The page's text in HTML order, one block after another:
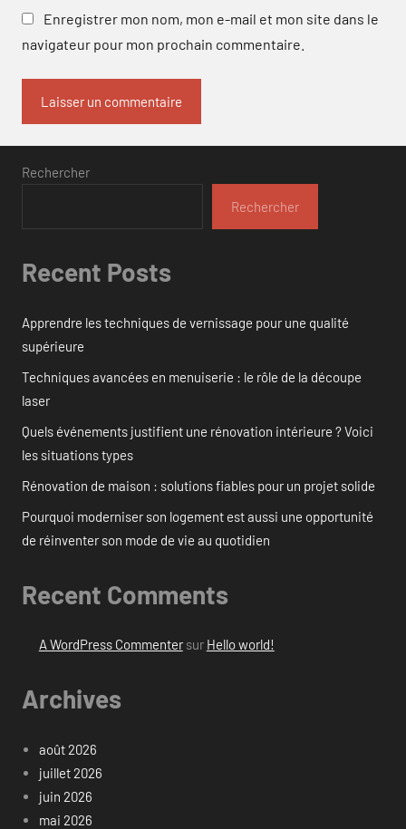
Enregistrer mon nom, mon e-mail et mon site dans le
navigateur pour mon prochain commentaire.
Rechercher
Rechercher
Recent Posts
Apprendre les techniques de vernissage pour une qualité
supérieure
Techniques avancées en menuiserie : le rôle de la découpe
laser
Quels événements justifient une rénovation intérieure ? Voici
les situations types
Rénovation de maison : solutions fiables pour un projet solide
Pourquoi moderniser son logement est aussi une opportunité
de réinventer son mode de vie au quotidien
Recent Comments
A WordPress Commentersur Hello world!
Archives
août 2026
juillet 2026
juin 2026
mai 2026